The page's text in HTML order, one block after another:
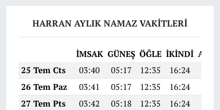
HARRAN AYLIK NAMAZ VAKITLERI
İMSAK GÜNEŞ ÖĞLE İKINDI
25 Tem Cts
03:40 05:17 12:35 16:24
26 Tem Paz
03:41 05:17 12:35 16:24
27 Tem Pts
03:42 05:18 12:35 16:24